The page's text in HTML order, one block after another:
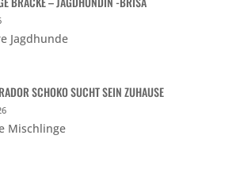
Jagdhunde
SCHOKO SUCHT SEIN ZUHAUSE
Mischlinge